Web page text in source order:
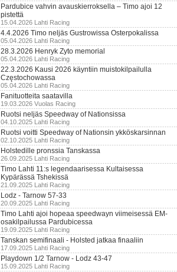
Pardubice vahvin avauskierroksella – Timo ajoi 12
pistettä
15.04.2026 Lahti Racing
4.4.2026 Timo neljäs Gustrowissa Osterpokalissa
05.04.2026 Lahti Racing
28.3.2026 Henryk Zyto memorial
05.04.2026 Lahti Racing
22.3.2026 Kausi 2026 käyntiin muistokilpailulla
Częstochowassa
05.04.2026 Lahti Racing
Fanituotteita saatavilla
19.03.2026 Vuolas Racing
Ruotsi neljäs Speedway of Nationsissa
04.10.2025 Lahti Racing
Ruotsi voitti Speedway of Nationsin ykköskarsinnan
02.10.2025 Lahti Racing
Holstedille pronssia Tanskassa
26.09.2025 Lahti Racing
Timo Lahti 11:s legendaarisessa Kultaisessa
Kypärässä Tshekissä
21.09.2025 Lahti Racing
Lodz - Tarnow 57-33
20.09.2025 Lahti Racing
Timo Lahti ajoi hopeaa speedwayn viimeisessä EM-
osakilpailussa Pardubicessa
19.09.2025 Lahti Racing
Tanskan semifinaali - Holsted jatkaa finaaliin
17.09.2025 Lahti Racing
Playdown 1/2 Tarnow - Lodz 43-47
15.09.2025 Lahti Racing